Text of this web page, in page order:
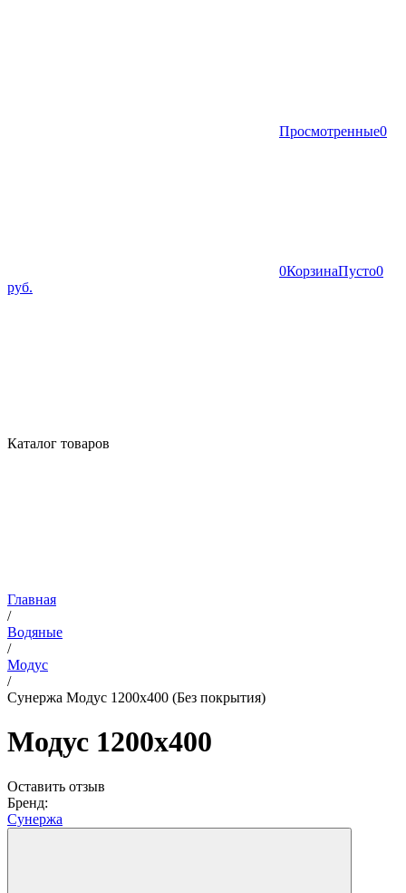
Просмотренные0
0КорзинаПусто0
руб.
Каталог товаров
Главная
/
Водяные
/
Модус
/
Сунержа Модус 1200х400 (Без покрытия)
Модус 1200х400
Оставить отзыв
Бренд:
Сунержа